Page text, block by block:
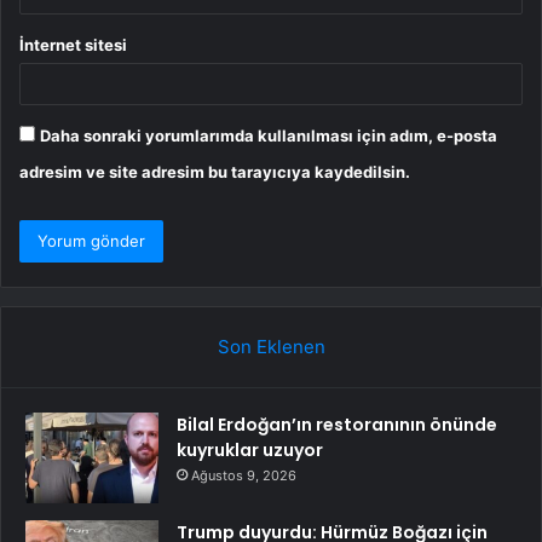
İnternet sitesi
Daha sonraki yorumlarımda kullanılması için adım, e-posta
adresim ve site adresim bu tarayıcıya kaydedilsin.
Son Eklenen
Bilal Erdoğan’ın restoranının önünde
kuyruklar uzuyor
Ağustos 9, 2026
Trump duyurdu: Hürmüz Boğazı için